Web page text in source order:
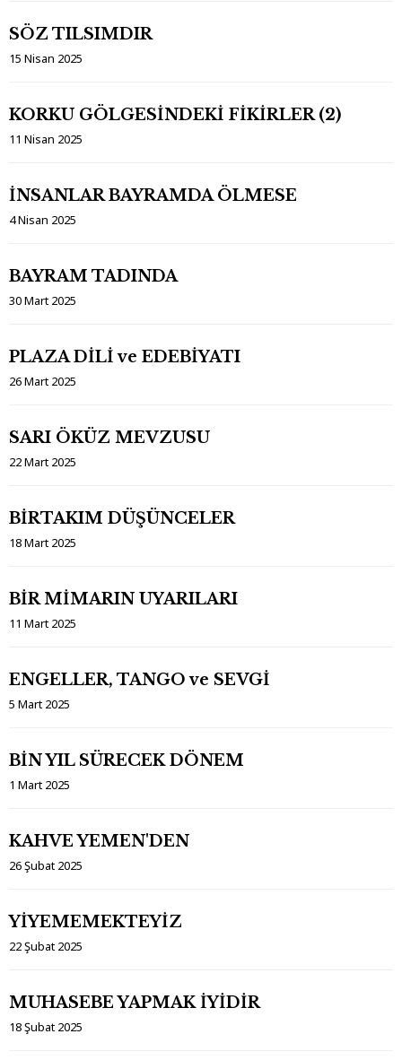
SÖZ TILSIMDIR
15 Nisan 2025
KORKU GÖLGESİNDEKİ FİKİRLER (2)
11 Nisan 2025
İNSANLAR BAYRAMDA ÖLMESE
4 Nisan 2025
BAYRAM TADINDA
30 Mart 2025
PLAZA DİLİ ve EDEBİYATI
26 Mart 2025
SARI ÖKÜZ MEVZUSU
22 Mart 2025
BİRTAKIM DÜŞÜNCELER
18 Mart 2025
BİR MİMARIN UYARILARI
11 Mart 2025
ENGELLER, TANGO ve SEVGİ
5 Mart 2025
BİN YIL SÜRECEK DÖNEM
1 Mart 2025
KAHVE YEMEN'DEN
26 Şubat 2025
YİYEMEMEKTEYİZ
22 Şubat 2025
MUHASEBE YAPMAK İYİDİR
18 Şubat 2025